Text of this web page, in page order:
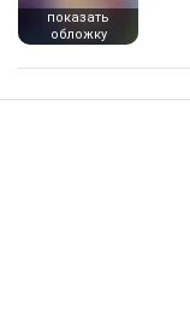
показать
обложку